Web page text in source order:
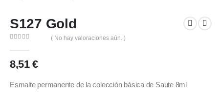
S127 Gold
( No hay valoraciones aún. )
8,51 €
Esmalte permanente de la colección básica de Saute 8ml